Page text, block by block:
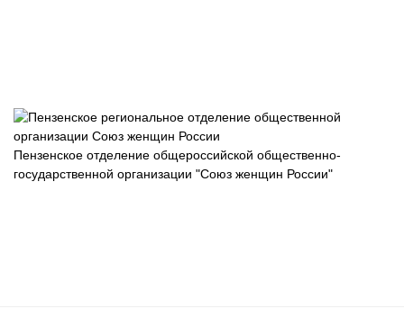
Пензенское отделение общероссийской общественно-
государственной организации "Союз женщин России"